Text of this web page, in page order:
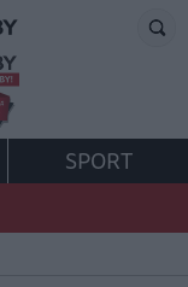
SPORT